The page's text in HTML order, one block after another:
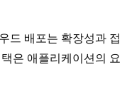
드 배포는 확장성과 접
은 애플리케이션의 요